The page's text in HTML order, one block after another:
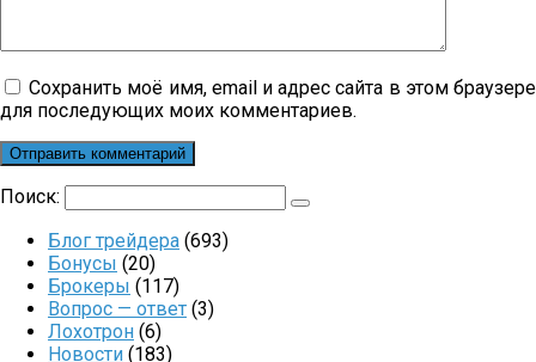
Сохранить моё имя, email и адрес сайта в этом браузере
для последующих моих комментариев.
Поиск:
Блог трейдера (693)
Бонусы (20)
Брокеры (117)
Вопрос — ответ (3)
Лохотрон (6)
Новости (183)